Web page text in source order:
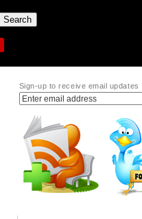
Sign-up to receive email updates